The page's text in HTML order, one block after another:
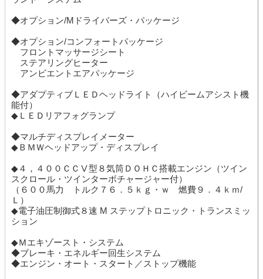
◆オプション/Mドライバーズ・パッケージ
◆オプション/コンフォートパッケージ
フロントマッサージシート
ステアリングヒーター
アンビエントエアパッケージ
◆アダプティブＬＥＤヘッドライト（ハイビームアシスト機
能付）
◆ＬＥＤリアフォグランプ
◆マルチディスプレイメーター
◆ＢＭＷヘッドアップ・ディスプレイ
◆４，４００ＣＣⅤ型８気筒ＤＯＨＣ搭載エンジン（ツイン
スクロール・ツインターボチャージャー付）
（６００馬力 トルク７６．５ｋｇ・ｗ 燃費９．４ｋｍ/
Ｌ）
◆電子油圧制御式８速 M ステップトロニック・トランスミッ
ション
◆Ｍエキゾースト・システム
◆ブレーキ・エネルギー回生システム
◆エンジン・オート・スタート／ストップ機能